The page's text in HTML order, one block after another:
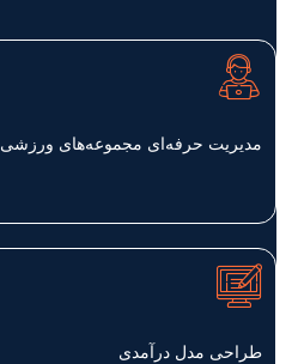
مدیریت حرفه‌ای مجموعه‌های ورزشی
طراحی مدل درآمدی